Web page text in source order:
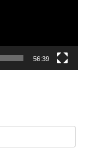
56:39